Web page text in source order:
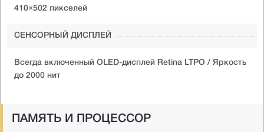
410×502 пикселей
СЕНСОРНЫЙ ДИСПЛЕЙ
Всегда включенный OLED-дисплей Retina LTPO / Яркость
до 2000 нит
ПАМЯТЬ И ПРОЦЕССОР